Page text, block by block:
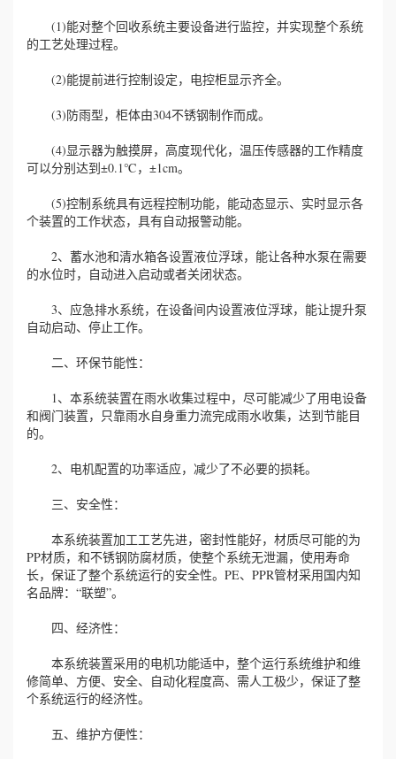
(1)能对整个回收系统主要设备进行监控，并实现整个系统
的工艺处理过程。
(2)能提前进行控制设定，电控柜显示齐全。
(3)防雨型，柜体由304不锈钢制作而成。
(4)显示器为触摸屏，高度现代化，温压传感器的工作精度
可以分别达到±0.1℃，±1cm。
(5)控制系统具有远程控制功能，能动态显示、实时显示各
个装置的工作状态，具有自动报警动能。
2、蓄水池和清水箱各设置液位浮球，能让各种水泵在需要
的水位时，自动进入启动或者关闭状态。
3、应急排水系统，在设备间内设置液位浮球，能让提升泵
自动启动、停止工作。
二、环保节能性：
1、本系统装置在雨水收集过程中，尽可能减少了用电设备
和阀门装置，只靠雨水自身重力流完成雨水收集，达到节能目
的。
2、电机配置的功率适应，减少了不必要的损耗。
三、安全性：
本系统装置加工工艺先进，密封性能好，材质尽可能的为
PP材质，和不锈钢防腐材质，使整个系统无泄漏，使用寿命
长，保证了整个系统运行的安全性。PE、PPR管材采用国内知
名品牌：“联塑”。
四、经济性：
本系统装置采用的电机功能适中，整个运行系统维护和维
修简单、方便、安全、自动化程度高、需人工极少，保证了整
个系统运行的经济性。
五、维护方便性：